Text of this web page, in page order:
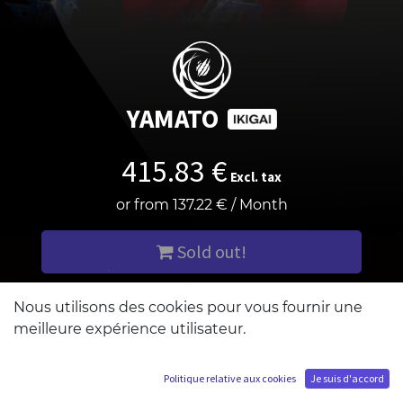
YAMATO
415.83 € Excl. tax
or from 137.22€ / Month
Sold out!
Add me to the waiting list
Nous utilisons des cookies pour vous fournir une
meilleure expérience utilisateur.
Politique relative aux cookies Je suis d'accord